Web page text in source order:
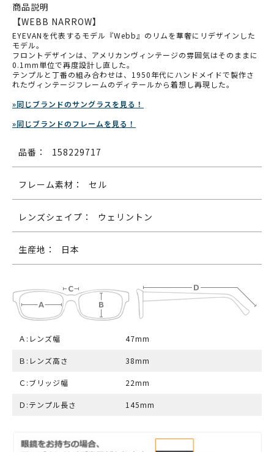
商品説明
【WEBB NARROW】
EYEVANを代表するモデル『Webb』のリムを華奢にリデザインした
モデル。
フロントデザインは、アメリカンヴィンテージの雰囲気はそのままに
0.1mm単位で再度設計し直した。
テンプルと丁番の組み合わせは、1950年代にハンドメイドで製作さ
れたヴィンテージフレームのディテールから着想し再現した。
»同じブランドのサングラスを見る！
»同じブランドのフレームを見る！
品番： 158229717
フレーム素材： セル
レンズシェイプ： ウェリントン
生産地： 日本
Ａ:レンズ幅 47mm
Ｂ:レンズ高さ 38mm
Ｃ:ブリッジ幅 22mm
Ｄ:テンプル長さ 145mm